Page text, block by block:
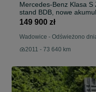
Mercedes-Benz Klasa S
stand BDB, nowe
149 900 zł
Wadowice - Odświeżono
2011 - 73 640 km